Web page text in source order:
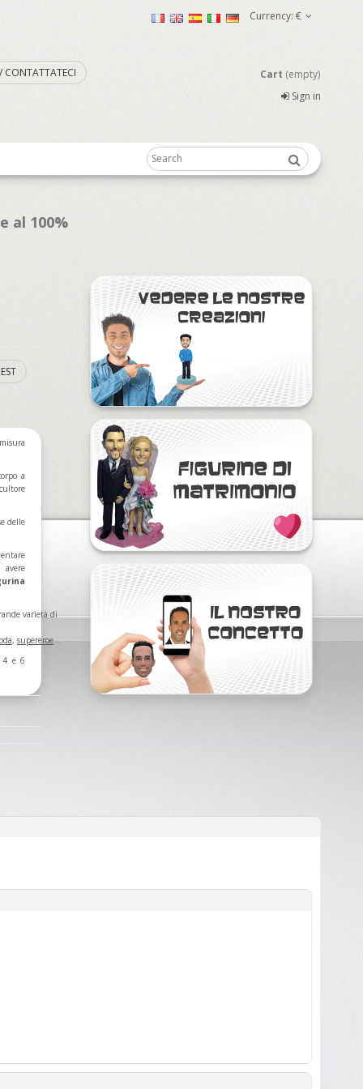
Currency: €
CONTATTATECI Cart (empty)
Sign in
al 100%
a
delle
varietà di
, supereroe...
4 e 6